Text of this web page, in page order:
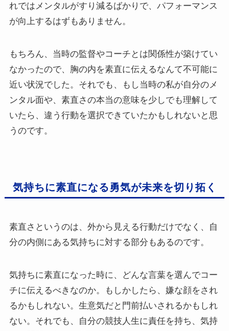
れではメンタルがすり減るばかりで、パフォーマンス
が向上するはずもありません。
もちろん、当時の監督やコーチとは関係性が築けてい
なかったので、胸の内を素直に伝えるなんて不可能に
近い状況でした。それでも、もし当時の私が自分のメ
ンタル面や、素直さの本当の意味を少しでも理解して
いたら、違う行動を選択できていたかもしれないと思
うのです。
気持ちに素直になる勇気が未来を切り拓く
素直さというのは、外から見える行動だけでなく、自
分の内側にある気持ちに対する部分もあるのです。
気持ちに素直になった時に、どんな言葉を選んでコー
チに伝えるべきなのか。もしかしたら、嫌な顔をされ
るかもしれない。生意気だと門前払いされるかもしれ
ない。それでも、自分の競技人生に責任を持ち、気持